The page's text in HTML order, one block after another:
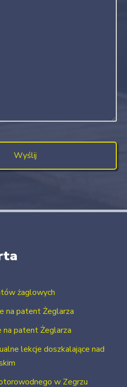
żaglowych
na patent Żeglarza
na patent Żeglarza
lekcje doszkalające nad
w Zegrzu